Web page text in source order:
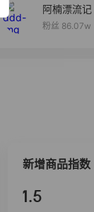
阿楠漂流记
粉丝 86.07w
新增商品指数
1.5